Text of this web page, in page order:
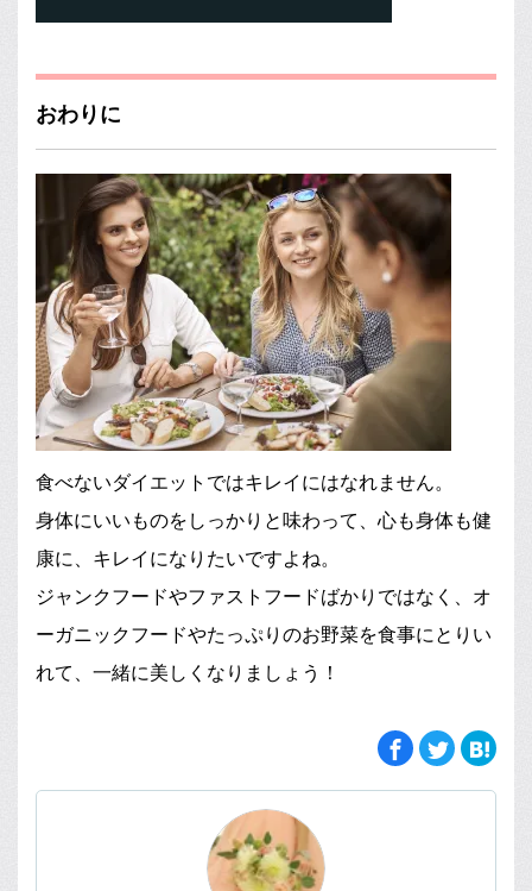
おわりに
食べないダイエットではキレイにはなれません。
身体にいいものをしっかりと味わって、心も身体も健
康に、キレイになりたいですよね。
ジャンクフードやファストフードばかりではなく、オ
ーガニックフードやたっぷりのお野菜を食事にとりい
れて、一緒に美しくなりましょう！